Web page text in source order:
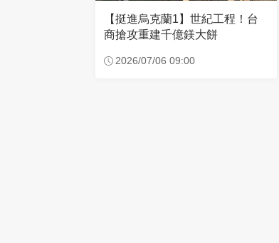
【挺進烏克蘭1】世紀工程！台
商搶攻重建千億鎂大餅
2026/07/06 09:00